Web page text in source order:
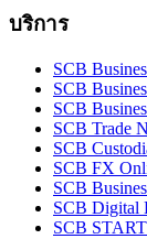
บริการ
SCB
SCB
SCB
SCB Trade
SCB
SCB FX
SCB
SCB Digital
SCB